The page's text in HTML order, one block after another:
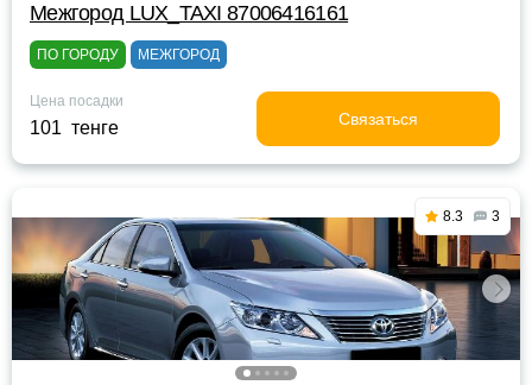
Межгород LUX_TAXI 87006416161
ПО ГОРОДУ МЕЖГОРОД
Цена посадки
101 тенге Связаться
8.3 3